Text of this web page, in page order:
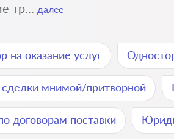
тр... далее
на оказание услуг
мнимой/притворной
договорам поставки